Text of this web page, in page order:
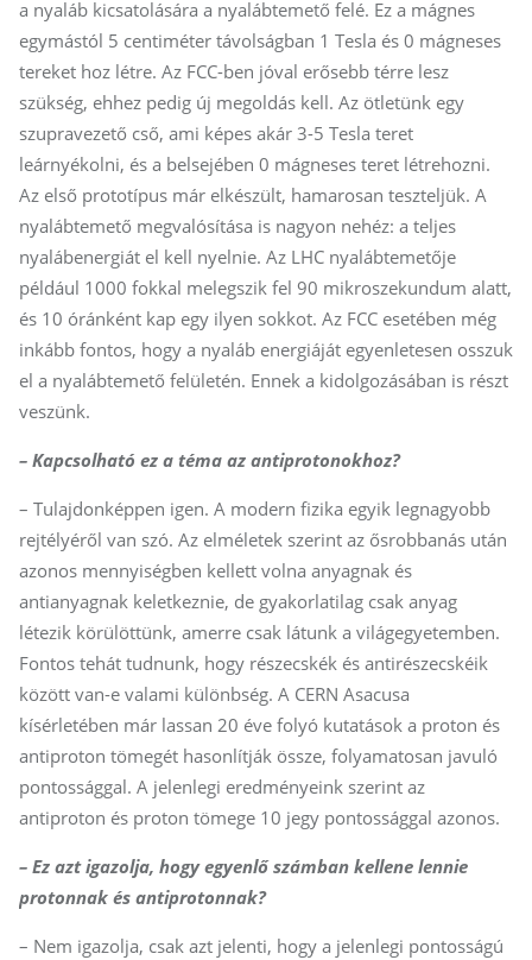
a nyaláb kicsatolására a nyalábtemető felé. Ez a mágnes
egymástól 5 centiméter távolságban 1 Tesla és 0 mágneses
tereket hoz létre. Az FCC-ben jóval erősebb térre lesz
szükség, ehhez pedig új megoldás kell. Az ötletünk egy
szupravezető cső, ami képes akár 3-5 Tesla teret
leárnyékolni, és a belsejében 0 mágneses teret létrehozni.
Az első prototípus már elkészült, hamarosan teszteljük. A
nyalábtemető megvalósítása is nagyon nehéz: a teljes
nyalábenergiát el kell nyelnie. Az LHC nyalábtemetője
például 1000 fokkal melegszik fel 90 mikroszekundum alatt,
és 10 óránként kap egy ilyen sokkot. Az FCC esetében még
inkább fontos, hogy a nyaláb energiáját egyenletesen osszuk
el a nyalábtemető felületén. Ennek a kidolgozásában is részt
veszünk.
– Kapcsolható ez a téma az an­ti­pro­to­nok­hoz?
– Tulajdonképpen igen. A modern fizika egyik legnagyobb
rejtélyéről van szó. Az elméletek szerint az ősrobbanás után
azonos mennyiségben kellett volna anyagnak és
antianyagnak keletkeznie, de gyakorlatilag csak anyag
létezik körülöttünk, amerre csak látunk a vi­lág­egyetemben.
Fontos tehát tudnunk, hogy részecskék és an­ti­ré­szecs­kéik
között van-e valami különbség. A CERN Asacusa
kísérletében már lassan 20 éve folyó kutatások a proton és
antiproton tömegét hasonlítják össze, folyamatosan javuló
pontossággal. A jelenlegi eredményeink szerint az
antiproton és proton tömege 10 jegy pontossággal azonos.
– Ez azt igazolja, hogy egyenlő szám­ban kellene lennie
protonnak és antiprotonnak?
– Nem igazolja, csak azt jelenti, hogy a jelenlegi pontosságú